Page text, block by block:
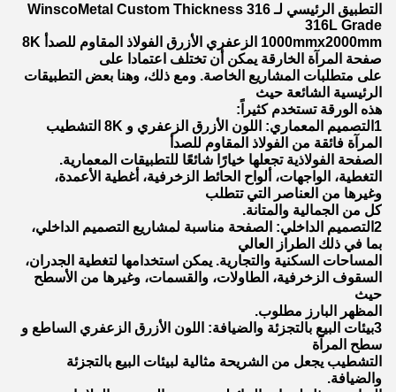
التطبيق الرئيسي لـ WinscoMetal Custom Thickness 316
316L Grade
1000mmx2000mm الزعفري الأزرق الفولاذ المقاوم للصدأ 8K
صفحة المرآة الخارقة يمكن أن تختلف اعتمادا على
على متطلبات المشاريع الخاصة. ومع ذلك، وهنا بعض التطبيقات
الرئيسية الشائعة حيث
هذه الورقة تستخدم كثيراً:
1التصميم المعماري: اللون الأزرق الزعفري و 8K التشطيب
المرآة فائقة من الفولاذ المقاوم للصدأ
الصفحة الفولاذية تجعلها خيارًا شائعًا للتطبيقات المعمارية.
التغطية، الواجهات، ألواح الحائط الزخرفية، أغطية الأعمدة،
وغيرها من العناصر التي تتطلب
كل من الجمالية والمتانة.
2التصميم الداخلي: الصفحة مناسبة لمشاريع التصميم الداخلي،
بما في ذلك الطراز العالي
المساحات السكنية والتجارية. يمكن استخدامها لتغطية الجدران،
السقوف الزخرفية، الطاولات، والقسمات، وغيرها من الأسطح
حيث
المظهر البارز مطلوب.
3بيئات البيع بالتجزئة والضيافة: اللون الأزرق الزعفري الساطع و
سطح المرآة
التشطيب يجعل من الشريحة مثالية لبيئات البيع بالتجزئة
والضيافة.